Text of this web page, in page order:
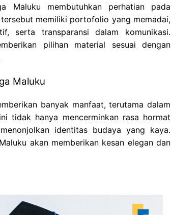
Maluku membutuhkan perhatian pada
memiliki portofolio yang memadai,
serta transparansi dalam komunikasi.
pilihan material sesuai dengan
Maluku
banyak manfaat, terutama dalam
tidak hanya mencerminkan rasa hormat
identitas budaya yang kaya.
akan memberikan kesan elegan dan